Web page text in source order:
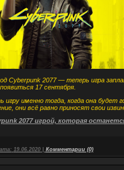
Cyberpunk 2077 — теперь игра
17 сентября.
именно тогда, когда она будет
они всё равно приносят свои
2077 игрой, которая
19.06.2020 Комментарии (0)